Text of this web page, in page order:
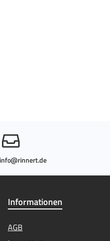
info@rinnert.de
Informationen
AGB